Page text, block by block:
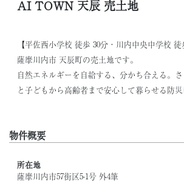
AI TOWN 天辰 売土地
【平佐西小学校 徒歩 30分・川内中央中学校 徒
薩摩川内市 天辰町の売土地です。
自然エネルギーを自給する、分かち合える。
と子どもから高齢者まで安心して暮らせる防災
物件概要
所在地
薩摩川内市57街区5-1号 外4筆